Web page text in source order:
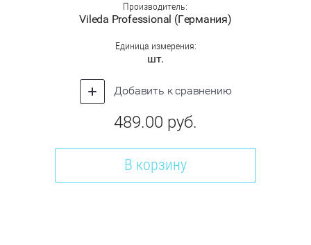
Производитель:
Vileda Professional (Германия)
Единица измерения:
шт.
Добавить к сравнению
489.00 руб.
В корзину